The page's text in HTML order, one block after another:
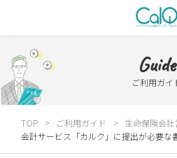
Guide
ご利用ガイ
TOP ご利用ガイド
生命保険会
会計サービス「カルク」に提出が必要な